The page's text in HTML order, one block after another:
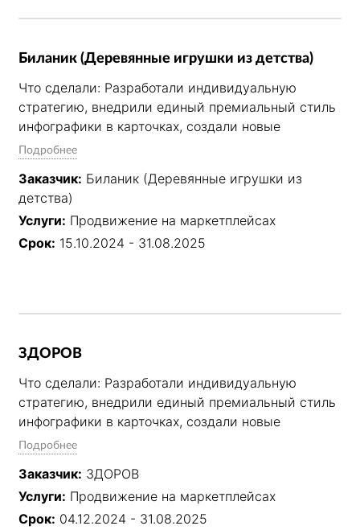
повышение конверсии карточек.
Биланик (Деревянные игрушки из детства)
Что сделали: Разработали индивидуальную
стратегию, внедрили единый премиальный стиль
инфографики в карточках, создали новые
товарные позиции. Полностью взяли на себя SEO-
контроль цен и юнит-экономики, работу с
отзывами, поставками и техподдержкой.
Результат: Стабильный рост продаж за счёт
повышение конверсии карточек.
Подробнее
Заказчик: Биланик (Деревянные игрушки из
детства)
Услуги: Продвижение на маркетплейсах
Срок: 15.10.2024 - 31.08.2025
ЗДОРОВ
Что сделали: Разработали индивидуальную
стратегию, внедрили единый премиальный стиль
инфографики в карточках, создали новые
товарные позиции. Полностью взяли на себя SEO-
оптимизацию, управление внутренней рекламой,
контроль цен и юнит-экономики, работу с
отзывами, поставками и техподдержкой.
Подробнее
Заказчик: ЗДОРОВ
Услуги: Продвижение на маркетплейсах
Срок: 04.12.2024 - 31.08.2025